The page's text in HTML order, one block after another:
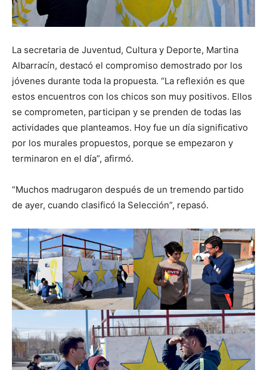
La secretaria de Juventud, Cultura y Deporte, Martina
Albarracín, destacó el compromiso demostrado por los
jóvenes durante toda la propuesta. “La reflexión es que
estos encuentros con los chicos son muy positivos. Ellos
se comprometen, participan y se prenden de todas las
actividades que planteamos. Hoy fue un día significativo
por los murales propuestos, porque se empezaron y
terminaron en el día”, afirmó.
“Muchos madrugaron después de un tremendo partido
de ayer, cuando clasificó la Selección”, repasó.